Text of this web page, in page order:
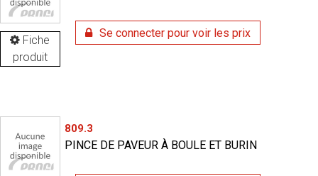
Fiche
produit
Se connecter pour voir les prix
809.3
PINCE DE PAVEUR À BOULE ET BURIN